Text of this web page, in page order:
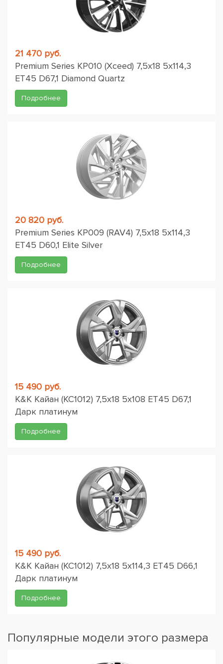
21 470 руб.
Premium Series КР010 (Xceed) 7,5x18 5x114,3
ET45 D67,1 Diamond Quartz
Подробнее
20 820 руб.
Premium Series КР009 (RAV4) 7,5x18 5x114,3
ET45 D60,1 Elite Silver
Подробнее
15 490 руб.
K&K Кайан (КС1012) 7,5x18 5x108 ET45 D67,1
Дарк платинум
Подробнее
15 490 руб.
K&K Кайан (КС1012) 7,5x18 5x114,3 ET45 D66,1
Дарк платинум
Подробнее
Популярные модели этого размера